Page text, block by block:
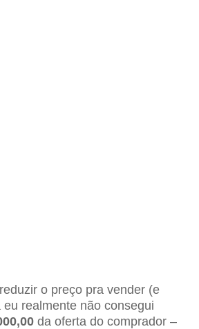
o preço pra vender (e
realmente não consegui
da oferta do comprador –